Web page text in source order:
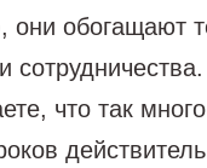
они обогащают
что так